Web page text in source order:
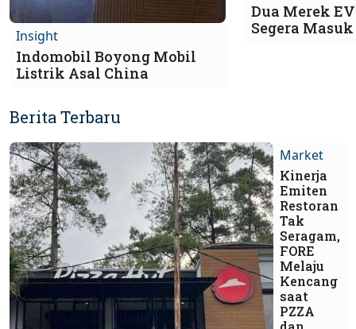
Insight
Indomobil Boyong Mobil
Listrik Asal China
Dua Merek
Segera
Berita Terbaru
Market
Kinerja
Emiten
Restoran
Tak
Seragam,
FORE
Melaju
Kencang
saat
PZZA